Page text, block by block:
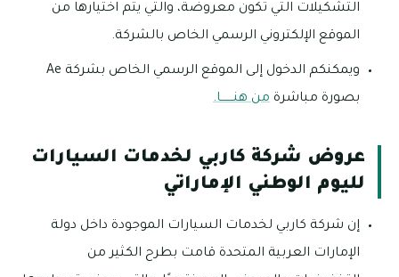
التشكيلات التي تكون معروضة، والتي يتم اختيارها من
الموقع الإلكتروني الرسمي الخاص بالشركة.
ويمكنكم الدخول إلى الموقع الرسمي الخاص بشركة Ae
بصورة مباشرة من هنـــــــا.
عروض شركة كاربي لخدمات السيارات
لليوم الوطني الإماراتي
إن شركة كاربي لخدمات السيارات الموجودة داخل دولة
الإمارات العربية المتحدة قامت بطرح الكثير من